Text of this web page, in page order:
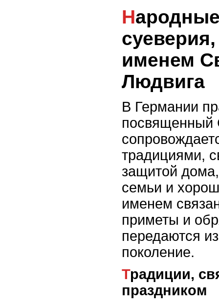
Народные обряды и
именем
Людвига
В Германии
посвященный
традициями,
защитой
семьи и
именем
приметы и
передаются
поколение.
Традиции, связанные с
праздником